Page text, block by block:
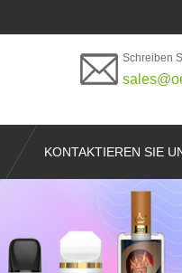
Schreiben
KONTAKTIEREN SIE